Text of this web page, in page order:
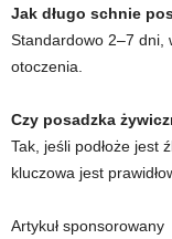
Jak długo schnie
Standardowo 2–7 dni,
otoczenia.
Czy posadzka
Tak, jeśli podłoże jest
kluczowa jest
Artykuł sponsorowany